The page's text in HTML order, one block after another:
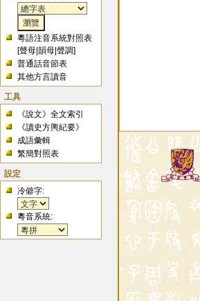
粵語注音系統對照表
[聲母 |韻母 |聲調]
普通話音節表
其他方言讀音
工具
《說文》全文索引
《讀史方輿紀要》
成語彙輯
繁簡對照表
設定
冷僻字:
粵音系統: